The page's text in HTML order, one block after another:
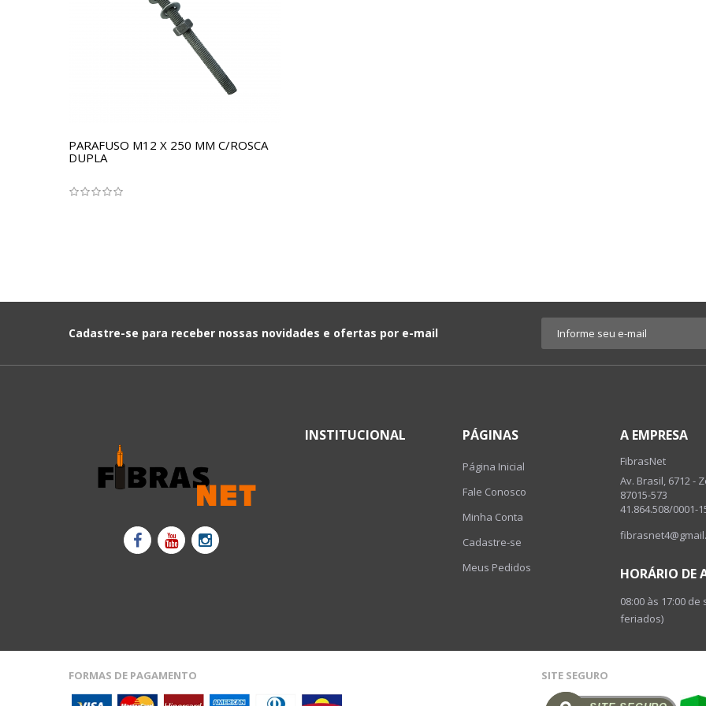
PARAFUSO M12 X 250 MM C/ROSCA
DUPLA
Cadastre-se para receber nossas novidades e ofertas por e-mail
INSTITUCIONAL PÁGINAS
Página Inicial
Fale Conosco
Minha Conta
Cadastre-se
Meus Pedidos
A EMPRESA
FibrasNet
Av. Brasil, 6712 -
87015-573
41.864.508/0001-
HORÁRIO DE
08:00 às 17:00
feriados)
FORMAS DE PAGAMENTO SITE SEGURO